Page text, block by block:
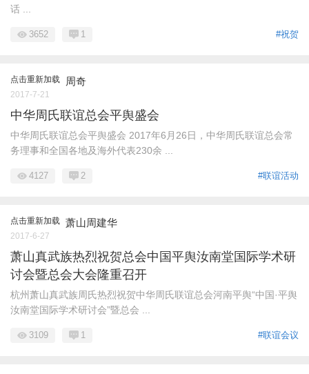
话 ...
#祝贺
3652 1
点击重新加载 周奇
2017-7-21
中华周氏联谊总会平舆盛会
中华周氏联谊总会平舆盛会 2017年6月26日，中华周氏联谊总会常
务理事和全国各地及海外代表230余 ...
#联谊活动
4127 2
点击重新加载 萧山周建华
2017-6-27
萧山真武族热烈祝贺总会中国平舆汝南堂国际学术研
讨会暨总会大会隆重召开
杭州萧山真武族周氏热烈祝贺中华周氏联谊总会河南平舆“中国·平舆
汝南堂国际学术研讨会”暨总会 ...
#联谊会议
3109 1